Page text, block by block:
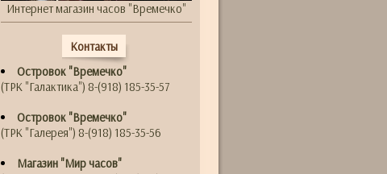
Интернет магазин часов "Времечко"
Контакты
Островок "Времечко"
(ТРК "Галактика") 8-(918) 185-35-57
Островок "Времечко"
(ТРК "Галерея") 8-(918) 185-35-56
Магазин "Мир часов"